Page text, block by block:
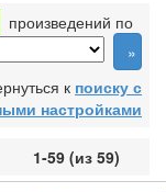
произведений по
к поиску с
настройками
1-59 (из 59)